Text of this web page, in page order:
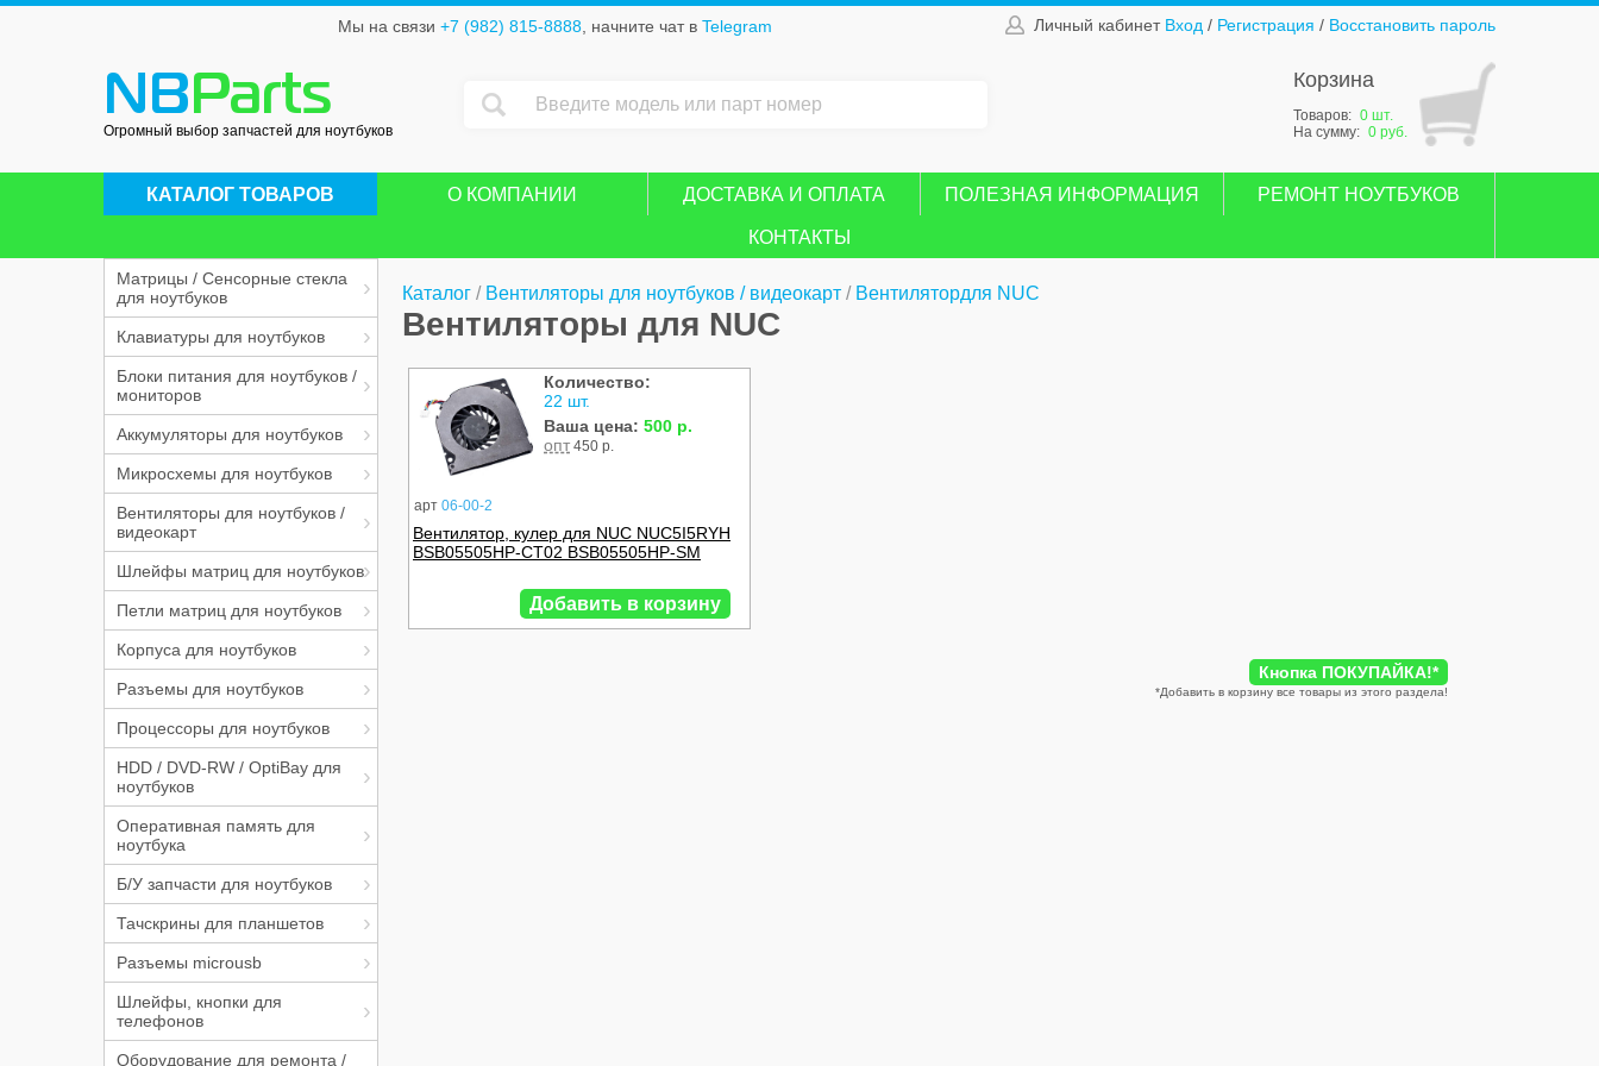
Мы на связи +7 (982) 815-8888, начните чат в Telegram Личный кабинет Вход / Регистрация / Восстановить пароль
NB Parts
Огромный выбор запчастей для ноутбуков
Корзина
Товаров: 0 шт.
На сумму: 0 руб.
КАТАЛОГ ТОВАРОВ О КОМПАНИИ ДОСТАВКА И ОПЛАТА ПОЛЕЗНАЯ ИНФОРМАЦИЯ РЕМОНТ НОУТБУКОВ
КОНТАКТЫ
Матрицы / Сенсорные стекла
для ноутбуков
Клавиатуры для ноутбуков
Блоки питания для ноутбуков /
мониторов
Аккумуляторы для ноутбуков
Микросхемы для ноутбуков
Вентиляторы для ноутбуков /
видеокарт
Шлейфы матриц для ноутбуков
Петли матриц для ноутбуков
Корпуса для ноутбуков
Разъемы для ноутбуков
Процессоры для ноутбуков
HDD / DVD-RW / OptiBay для
ноутбуков
Оперативная память для
ноутбука
Б/У запчасти для ноутбуков
Тачскрины для планшетов
Разъемы microusb
Шлейфы, кнопки для
телефонов
Оборудование для ремонта /
Каталог / Вентиляторы для ноутбуков / видеокарт / Вентилятордля NUC
Вентиляторы для NUC
арт 06-00-2
Количество:
22 шт.
Ваша цена: 500 р.
опт 450 р.
Вентилятор, кулер для NUC NUC5I5RYH
BSB05505HP-CT02 BSB05505HP-SM
Добавить в корзину
Кнопка ПОКУПАЙКА!*
*Добавить в корзину все товары из этого раздела!